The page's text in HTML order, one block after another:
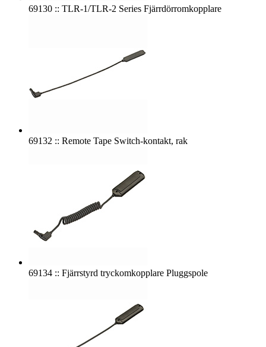
69130 :: TLR-1/TLR-2 Series Fjärrdörromkopplare
69132 :: Remote Tape Switch-kontakt, rak
69134 :: Fjärrstyrd tryckomkopplare Pluggspole